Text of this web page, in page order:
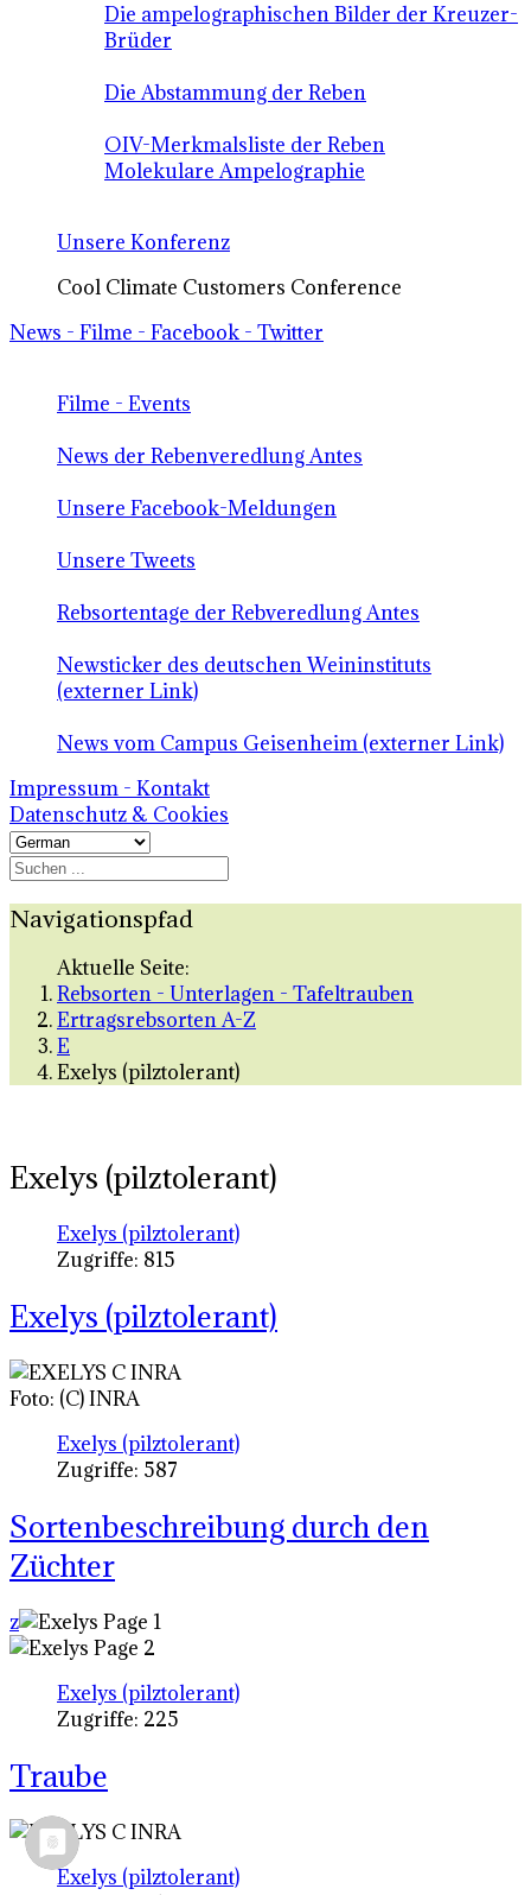
Die ampelographischen Bilder der Kreuzer-
Brüder
Die Abstammung der Reben
OIV-Merkmalsliste der Reben
Molekulare Ampelographie
Unsere Konferenz
Cool Climate Customers Conference
News - Filme - Facebook - Twitter
Filme - Events
News der Rebenveredlung Antes
Unsere Facebook-Meldungen
Unsere Tweets
Rebsortentage der Rebveredlung Antes
Newsticker des deutschen Weininstituts
(externer Link)
News vom Campus Geisenheim (externer Link)
Impressum - Kontakt
Datenschutz & Cookies
Navigationspfad
Aktuelle Seite:
Rebsorten - Unterlagen - Tafeltrauben
Ertragsrebsorten A-Z
E
Exelys (pilztolerant)
Exelys (pilztolerant)
Exelys (pilztolerant)
Zugriffe: 815
Exelys (pilztolerant)
Foto: (C) INRA
Exelys (pilztolerant)
Zugriffe: 587
Sortenbeschreibung durch den
Züchter
z
Exelys (pilztolerant)
Zugriffe: 225
Traube
Exelys (pilztolerant)